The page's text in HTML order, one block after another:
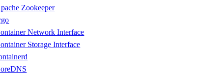
Zookeeper
Network Interface
Storage Interface